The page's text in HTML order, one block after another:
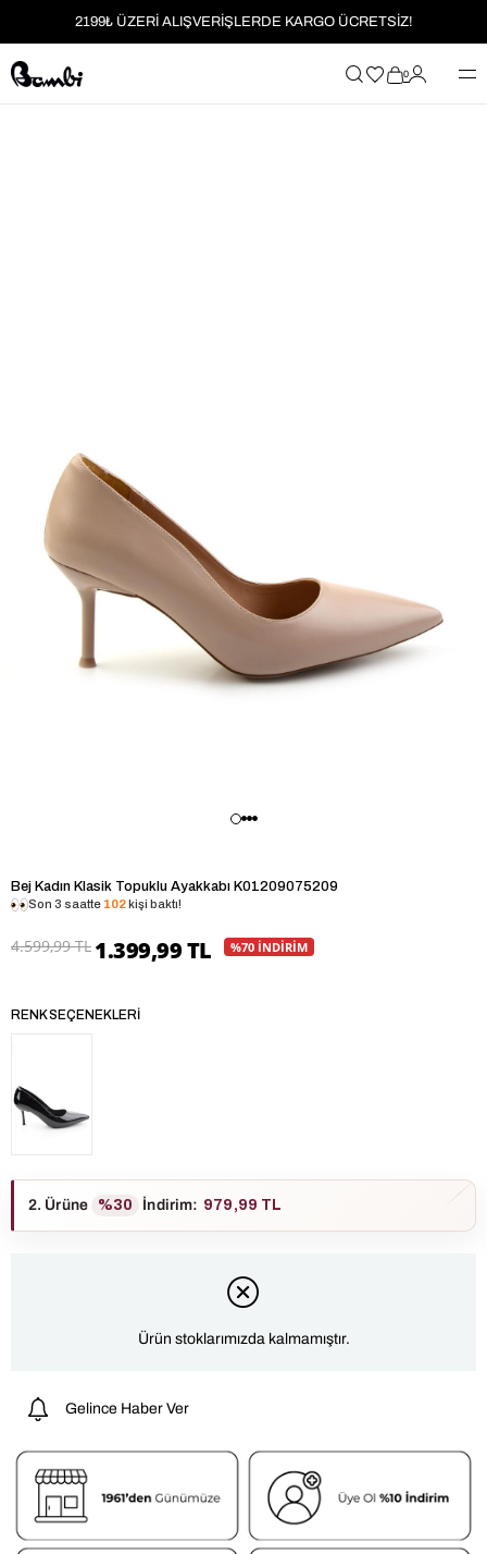
2199₺ ÜZERİ ALIŞVERİŞLERDE KARGO ÜCRETSİZ!
MOBİL UYGULAMAYA ÖZEL İLK ALIŞVERİŞİNİZE %5 İNDİRİM
0
Bej Kadın Klasik Topuklu Ayakkabı K01209075209
Son 3 saatte 102kişi baktı!
4.599,99 TL 1.399,99 TL %70 İNDİRİM
RENK SEÇENEKLERI
2. Ürüne %30 İndirim: 979,99 TL
Ürün stoklarımızda kalmamıştır.
Gelince Haber Ver